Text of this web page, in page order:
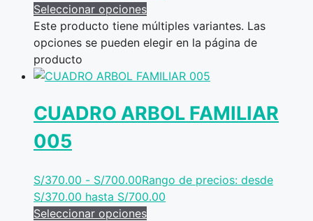
Seleccionar opciones
Este producto tiene múltiples variantes. Las
opciones se pueden elegir en la página de
producto
CUADRO ARBOL FAMILIAR
005
S/370.00 - S/700.00Rango de precios: desde
S/370.00 hasta S/700.00
Seleccionar opciones